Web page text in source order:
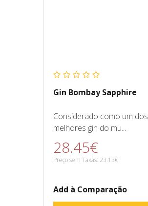
Gin Bombay Sapphire
Considerado como um dos
melhores gin do mu...
28.45€
Preço sem Taxas: 23.13€
Add à Comparação